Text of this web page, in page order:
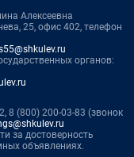
Алексеевна
25, офис 402, телефон
органов:
8 (800) 200-03-83 (звонок
за достоверность
объявлениях.